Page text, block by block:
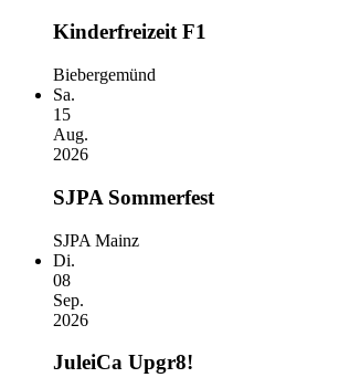
Kinderfreizeit F1
Biebergemünd
Sa.
15
Aug.
2026
SJPA Sommerfest
SJPA Mainz
Di.
08
Sep.
2026
JuleiCa Upgr8!